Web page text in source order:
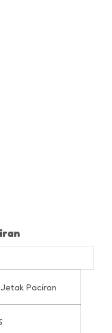
Paciran